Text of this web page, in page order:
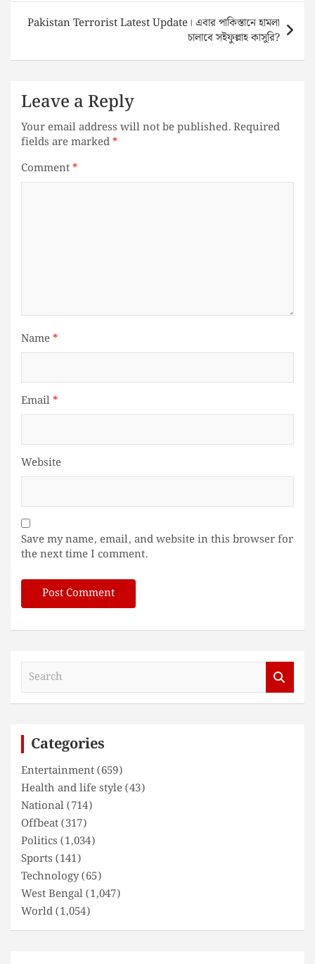
Pakistan Terrorist Latest Update। এবার পাকিস্তানে হামলা
চালাবে সইফুল্লাহ কাসুরি?
Leave a Reply
Your email address will not be published.Required
fields are marked*
Comment*
Name*
Email*
Website
Save my name, email, and website in this browser for
the next time I comment.
Categories
Entertainment(659)
Health and life style(43)
National(714)
Offbeat(317)
Politics (1,034)
Sports (141)
Technology(65)
West Bengal(1,047)
World(1,054)